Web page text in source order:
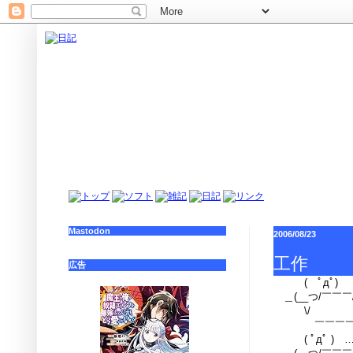
2006/08/23
工作
( ﾟдﾟ)
＿(__つ/￣￣￣/
\/
￣￣￣
( ﾟдﾟ ) …
Mastodon
広告